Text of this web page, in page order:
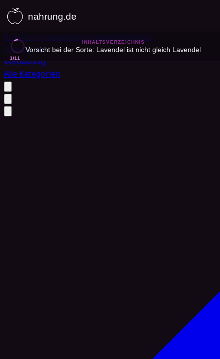
ErnährungswissenImmunsystemFitness
Abnehmen
Verdauung
Alle Kategorien
1/11
INHALTSVERZEICHNIS
Vorsicht bei der Sorte: Lavendel ist nicht gleich Lavendel